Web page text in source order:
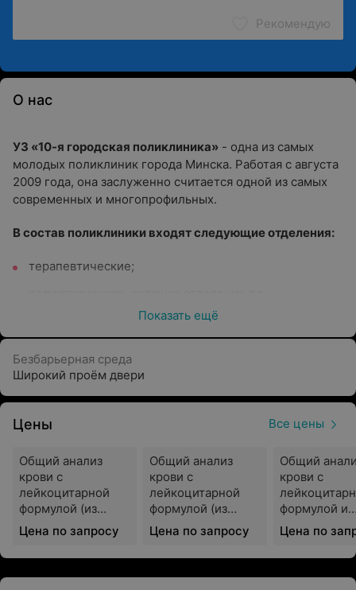
Рекомендую
О нас
УЗ «10-я городская поликлиника» - одна из самых
молодых поликлиник города Минска. Работая с августа
2009 года, она заслуженно считается одной из самых
современных и многопрофильных.
В состав поликлиники входят следующие отделения:
терапевтические;
медицинскому обеспечению детей в
травматолого - хирургическое;
офтальмологическое;
профилактики;
медицинской реабилитации;
функциональной и рентген диагностики;
Показать ещё
Безбарьерная среда
Широкий проём двери
Цены Все цены
Общий анализ
крови с
лейкоцитарной
формулой (из
пальца)
Цена по запросу
Общий анализ
крови с
лейкоцитарной
формулой (из
вены)
Цена по запросу
Общий
крови с
формулой и
подсчетом
пальца)
Цена по